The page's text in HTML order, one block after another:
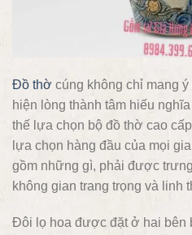
Đồ thờ cúng không chỉ mang
hiện lòng thành tâm hiếu
thế lựa chọn bộ đồ thờ cao
lựa chọn hàng đầu của mọi
gồm những gì, phải được
không gian trang trọng và linh
Đôi lọ hoa được đặt ở hai bên